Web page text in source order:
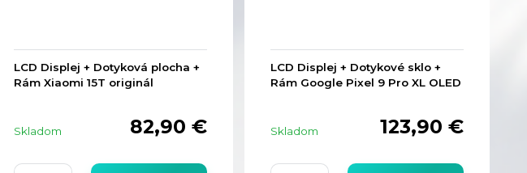
LCD Displej + Dotyková plocha +
Rám Xiaomi 15T originál
82,90 €
Skladom
LCD Displej + Dotykové sklo +
Rám Google Pixel 9 Pro XL OLED
123,90 €
Skladom